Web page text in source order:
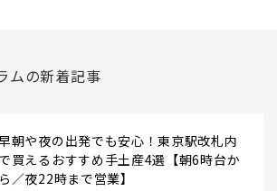
ムの新着記事
朝や夜の出発でも安心！東京駅改札内
で買えるおすすめ手土産4選【朝6時台か
ら／夜22時まで営業】